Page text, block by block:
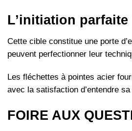
L’initiation
Cette cible constitue une porte
peuvent perfectionner leur
Les fléchettes à pointes acier
avec la satisfaction d’entendre
FOIRE AUX